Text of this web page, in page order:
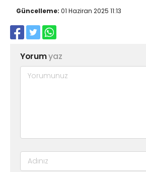
Güncelleme: 01 Haziran 2025 11:13
Yorumyaz